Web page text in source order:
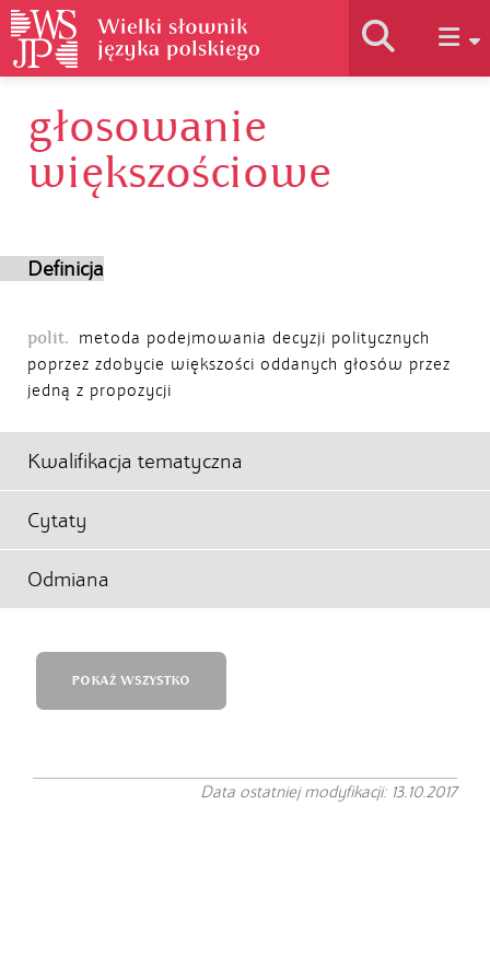
Historia słownika
Autorzy
głosowanie
większościowe
Definicja
polit.
metoda podejmowania decyzji politycznych
poprzez zdobycie większości oddanych głosów przez
jedną z propozycji
Kwalifikacja tematyczna
Cytaty
Odmiana
POKAŻ WSZYSTKO
Data ostatniej modyfikacji: 13.10.2017